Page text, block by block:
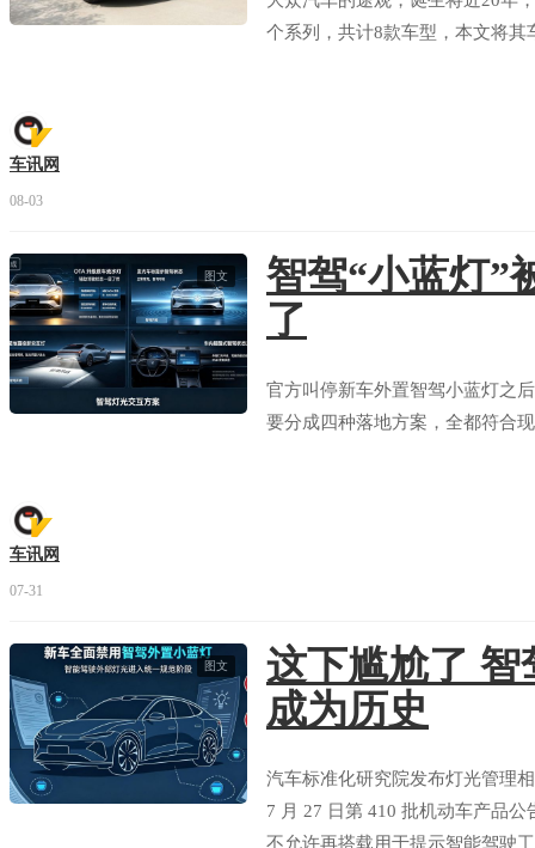
个系列，共计8款车型，本文将
车讯网
08-03
图文
智驾“小蓝灯”
了
官方叫停新车外置智驾小蓝灯之
要分成四种落地方案，全都符合
车讯网
07-31
图文
这下尴尬了 智
成为历史
汽车标准化研究院发布灯光管理
7 月 27 日第 410 批机动车产品
不允许再搭载用于提示智能驾驶